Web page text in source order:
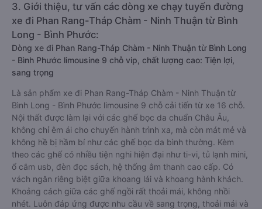
3. Giới thiệu, tư vấn các dòng xe chạy tuyến đường
xe đi Phan Rang-Tháp Chàm - Ninh Thuận từ Bình
Long - Bình Phước:
Dòng xe đi Phan Rang-Tháp Chàm - Ninh Thuận từ Bình Long
- Bình Phước limousine 9 chỗ vip, chất lượng cao: Tiện lợi,
sang trọng
Là sản phẩm xe đi Phan Rang-Tháp Chàm - Ninh Thuận từ
Bình Long - Bình Phước limousine 9 chỗ cải tiến từ xe 16 chỗ.
Nội thất được làm lại với các ghế bọc da chuẩn Châu Âu,
không chỉ êm ái cho chuyến hành trình xa, mà còn mát mẻ và
không hề bị hầm bí như các ghế bọc da bình thường. Kèm
theo các ghế có nhiều tiện nghi hiện đại như ti-vi, tủ lạnh mini,
ổ cắm usb, đèn đọc sách, hệ thống âm thanh cao cấp. Có
vách ngăn riêng biệt giữa khoang lái và khoang hành khách.
Khoảng cách giữa các ghế ngồi rất thoải mái, không nhồi
nhét. Luôn đáp ứng được nhu cầu về sang trọng, thoải mái và